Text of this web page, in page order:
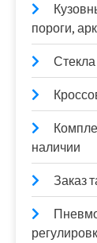
пороги,
наличии
Заказ